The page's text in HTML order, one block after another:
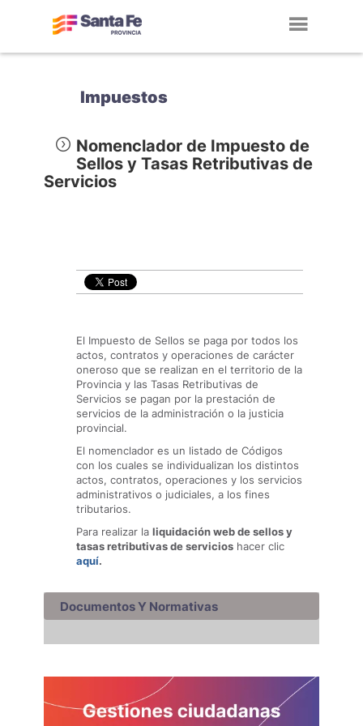
Impuestos
Nomenclador de Impuesto de
Sellos y Tasas Retributivas de
Servicios
El Impuesto de Sellos se paga por todos los
actos, contratos y operaciones de carácter
oneroso que se realizan en el territorio de la
Provincia y las Tasas Retributivas de
Servicios se pagan por la prestación de
servicios de la administración o la justicia
provincial.
El nomenclador es un listado de Códigos
con los cuales se individualizan los distintos
actos, contratos, operaciones y los servicios
administrativos o judiciales, a los fines
tributarios.
Para realizar la liquidación web de sellos y
tasas retributivas de servicios hacer clic
aquí.
Documentos Y Normativas